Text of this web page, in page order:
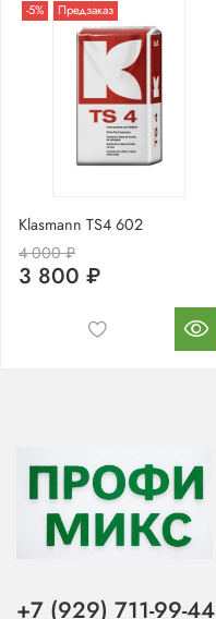
-5% Предзаказ
Klasmann TS4 602
4 000 ₽
3 800 ₽
+7 (929) 711-99-44